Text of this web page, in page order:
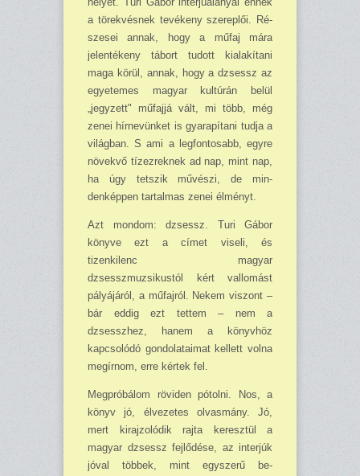
a törekvésnek tevékeny szereplői. Ré­
szesei annak, hogy a műfaj mára
jelenté­keny tábort tudott kialakítani
maga körül, annak, hogy a dzsessz az
egyetemes magyar kultúrán belül
„jegyzett" műfajjá vált, mi több, még
zenei hírnevünket is gyarapítani tudja a
világban. S ami a legfontosabb, egyre
növekvő tízezreknek ad nap, mint nap,
ha úgy tetszik művészi, de min­
denképpen tar­talmas zenei élményt.
Azt mondom: dzsessz. Turi Gábor
könyve ezt a címet viseli, és
tizenkilenc magyar
dzsesszmuzsikustól kért vallomást
pályájá­ról, a műfajról. Nekem viszont –
bár eddig ezt tettem – nem a
dzsesszhez, hanem a könyvhöz
kapcsolódó gondolataimat kellett volna
megírnom, erre kértek fel.
Megpróbálom röviden pótolni. Nos, a
könyv jó, élvezetes olvasmány. Jó,
mert ki­rajzoló­dik rajta keresztül a
magyar dzsessz fejlődése, az interjúk
jóval többek, mint egyszerű be­